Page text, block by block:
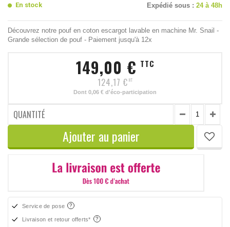
En stock Expédié sous : 24 à 48h
Découvrez notre pouf en coton escargot lavable en machine Mr. Snail -
Grande sélection de pouf - Paiement jusqu'à 12x
149,00 € TTC
124,17 € HT
Dont 0,06 € d'éco-participation
QUANTITÉ
Ajouter au panier
Service de pose
Livraison et retour offerts*